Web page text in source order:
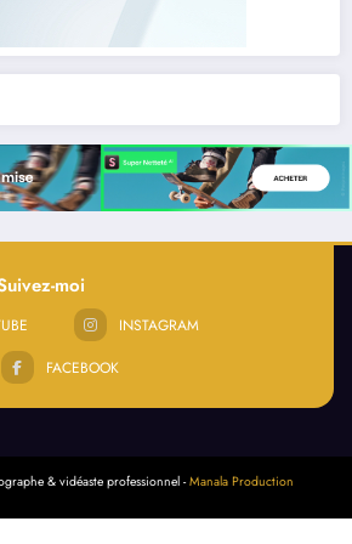
moi
INSTAGRAM
FACEBOOK
& vidéaste professionnel -Manala Production